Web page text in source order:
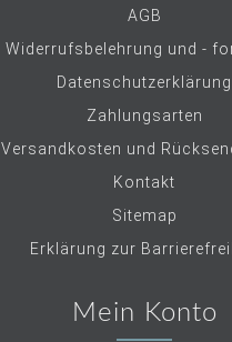
AGB
Widerrufsbelehrung und -
Datenschutzerklärung
Zahlungsarten
Versandkosten und
Kontakt
Sitemap
Erklärung zur
Mein Konto